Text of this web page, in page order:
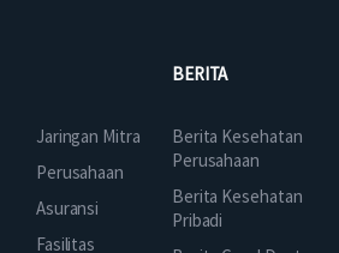
Jaringan Mitra
Perusahaan
Asuransi
Fasilitas
BERITA
Berita Kesehatan
Perusahaan
Berita Kesehatan
Pribadi